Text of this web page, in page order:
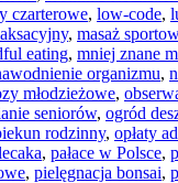
czarterowe, low-code,
, masaż
eating, mniej znane
organizmu,
młodzieżowe,
seniorów, ogród
rodzinny, opłaty
, pałace w Polsce,
, pielęgnacja bonsai,